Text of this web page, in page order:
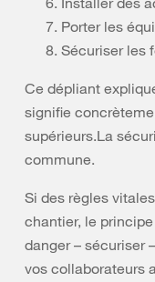
Porter les
Sécuriser les
Ce dépliant
signifie
supérieurs.La
commune.
Si des règles
chantier, le
danger – sécuriser
vos collaborateurs